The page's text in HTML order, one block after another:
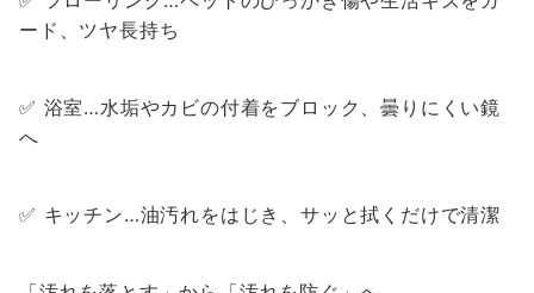
ード、ツヤ長持ち
✅ 浴室…水垢やカビの付着をブロック、曇りにくい鏡
へ
✅ キッチン…油汚れをはじき、サッと拭くだけで清潔